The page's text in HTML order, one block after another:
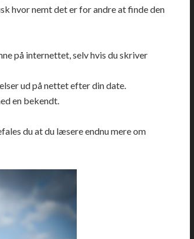
hvor nemt det er for andre at finde den
på internettet, selv hvis du skriver
ud på nettet efter din date.
en bekendt.
du at du læsere endnu mere om